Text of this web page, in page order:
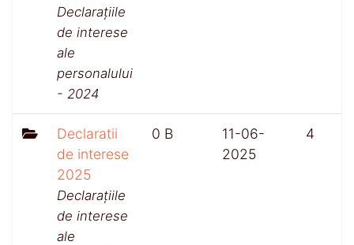
Declarațiile
de interese
ale
personalului
- 2024
Declaratii
de interese
2025
Declarațiile
de interese
ale
0 B
11-06-
2025
4